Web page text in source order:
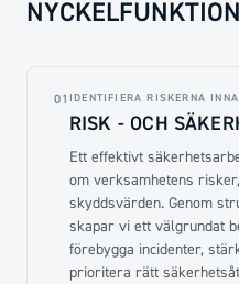
01 IDENTIFIERA RISKERNA
RISK - OCH
Ett effektivt
om verksamhetens
skyddsvärden. Genom
skapar vi ett välgrundat
förebygga incidenter,
prioritera rätt